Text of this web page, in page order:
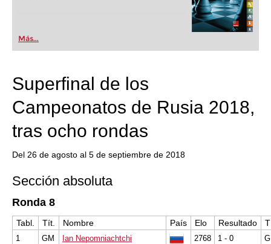
Más...
Superfinal de los
Campeonatos de Rusia 2018,
tras ocho rondas
Del 26 de agosto al 5 de septiembre de 2018
Sección absoluta
Ronda 8
Tabl. Tít. Nombre País Elo Resultado
1 GM Ian Nepomniachtchi 2768 1 - 0